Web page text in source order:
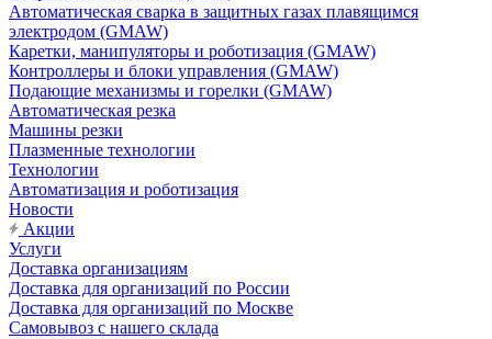
Автоматическая сварка в защитных газах плавящимся
электродом (GMAW)
Каретки, манипуляторы и роботизация (GMAW)
Контроллеры и блоки управления (GMAW)
Подающие механизмы и горелки (GMAW)
Автоматическая резка
Машины резки
Плазменные технологии
Технологии
Автоматизация и роботизация
Новости
Акции
Услуги
Доставка организациям
Доставка для организаций по России
Доставка для организаций по Москве
Самовывоз с нашего склада